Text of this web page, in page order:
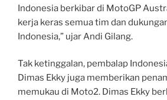
Indonesia berkibar di MotoGP
kerja keras semua tim dan
Indonesia,” ujar Andi Gilang.
Tak ketinggalan, pembalap
Dimas Ekky juga memberikan
memukau di Moto2. Dimas Ekky